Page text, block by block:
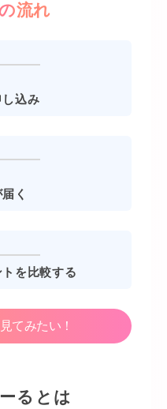
流れ
込み
く
を比較する
てみたい！
るとは